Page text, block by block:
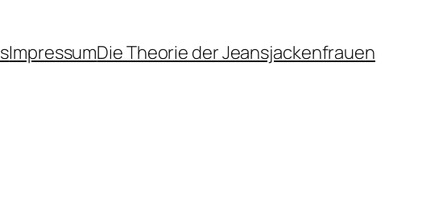
ImpressumDie Theorie der Jeansjackenfrauen